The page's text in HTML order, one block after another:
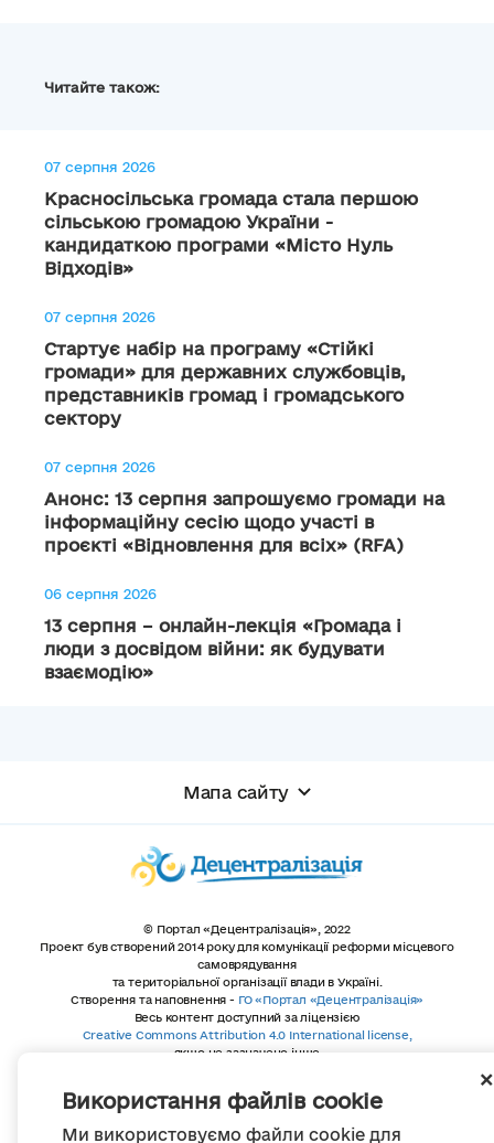
Використання файлів cookie
Ми використовуємо файли cookie для
Читайте також:
07 серпня 2026
Красносільська громада стала першою
сільською громадою України -
кандидаткою програми «Місто Нуль
Відходів»
07 серпня 2026
Стартує набір на програму «Стійкі
громади» для державних службовців,
представників громад і громадського
сектору
07 серпня 2026
Анонс: 13 серпня запрошуємо громади на
інформаційну сесію щодо участі в
проєкті «Відновлення для всіх» (RFA)
06 серпня 2026
13 серпня – онлайн-лекція «Громада і
люди з досвідом війни: як будувати
взаємодію»
Мапа сайту
© Портал «Децентралізація», 2022
Проект був створений 2014 року для комунікації реформи місцевого
самоврядування
та територіальної організації влади в Україні.
Створення та наповнення - ГО «Портал «Децентралізація»
Весь контент доступний за ліцензією
Creative Commons Attribution 4.0 International license,
якщо не зазначено інше